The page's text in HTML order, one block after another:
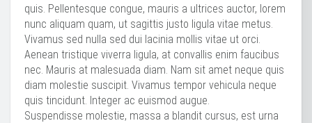
quis. Pellentesque congue, mauris a ultrices auctor, lorem
nunc aliquam quam, ut sagittis justo ligula vitae metus.
Vivamus sed nulla sed dui lacinia mollis vitae ut orci.
Aenean tristique viverra ligula, at convallis enim faucibus
nec. Mauris at malesuada diam. Nam sit amet neque quis
diam molestie suscipit. Vivamus tempor vehicula neque
quis tincidunt. Integer ac euismod augue.
Suspendisse molestie, massa a blandit cursus, est urna